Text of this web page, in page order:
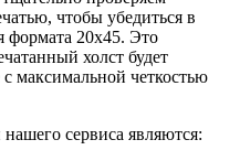
чтобы убедиться в
формата 20х45. Это
холст будет
максимальной четкостью
сервиса являются: